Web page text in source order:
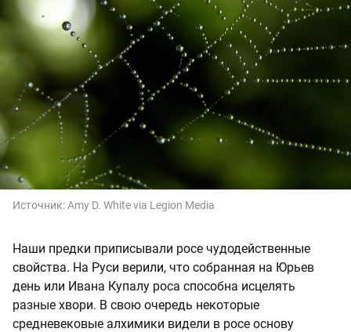
Источник:Amy D. White via Legion Media
Наши предки приписывали росе чудодейственные
свойства. На Руси верили, что собранная на Юрьев
день или Ивана Купалу роса способна исцелять
разные хвори. В свою очередь некоторые
средневековые алхимики видели в росе основу